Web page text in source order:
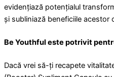
evidențiază potențialul
și subliniază beneficiile acestor
Be Youthful este potrivit
Dacă vrei să-ți recapete